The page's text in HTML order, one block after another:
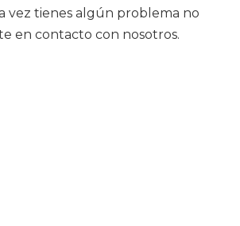
vez tienes algún problema no
en contacto con nosotros.